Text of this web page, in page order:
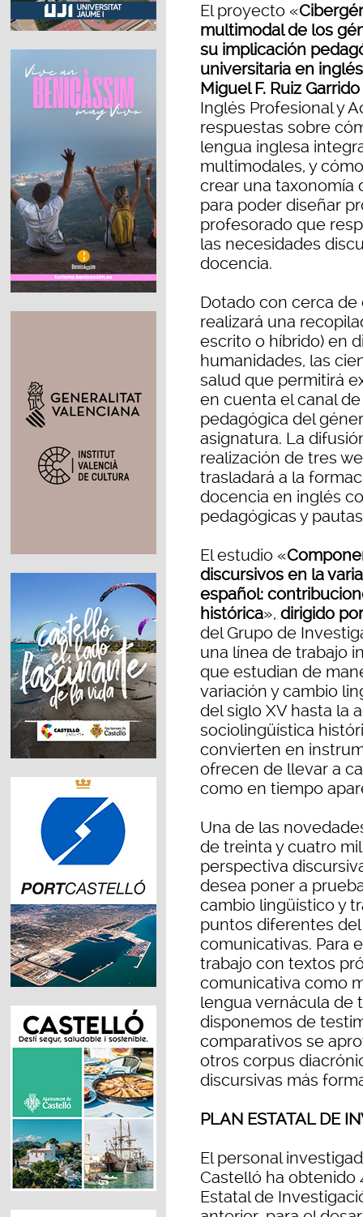
El proyecto «
multimodal de los
su implicación
universitaria en inglés
Miguel F. Ruiz Garrido
Inglés Profesional y
respuestas sobre
lengua inglesa
multimodales, y
crear una taxonomía
para poder diseñar
profesorado que
las necesidades
docencia.
Dotado con cerca de
realizará una
escrito o híbrido) en
humanidades, las
salud que permitirá
en cuenta el canal
pedagógica del
asignatura. La
realización de tres
trasladará a la
docencia en inglés
pedagógicas y
El estudio «
discursivos en la
español:
histórica», dirigido
del Grupo de
una línea de trabajo
que estudian de
variación y cambio
del siglo XV hasta la
sociolingüística
convierten en
ofrecen de llevar a
como en tiempo
Una de las
de treinta y cuatro
perspectiva
desea poner a
cambio lingüístico y
puntos diferentes
comunicativas. Para
trabajo con textos
comunicativa como
lengua vernácula de
disponemos de
comparativos se
otros corpus
discursivas más
PLAN ESTATAL DE
El personal
Castelló ha obtenido
Estatal de